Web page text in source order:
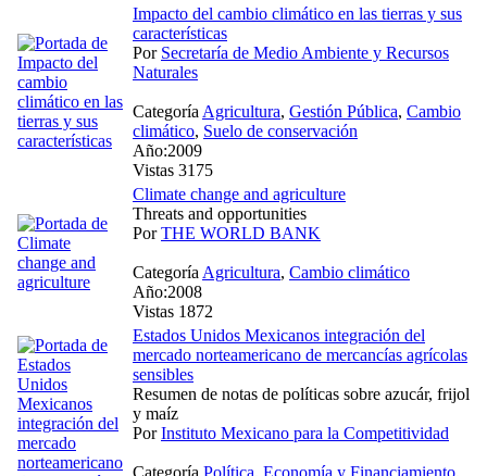
Impacto del cambio climático en las tierras y sus
características
Por Secretaría de Medio Ambiente y Recursos
Naturales
Categoría Agricultura, Gestión Pública, Cambio
climático, Suelo de conservación
Año:2009
Vistas 3175
Climate change and agriculture
Threats and opportunities
PorTHE WORLD BANK
Categoría Agricultura, Cambio climático
Año:2008
Vistas 1872
Estados Unidos Mexicanos integración del
mercado norteamericano de mercancías agrícolas
sensibles
Resumen de notas de políticas sobre azucár, frijol
y maíz
PorInstituto Mexicano para la Competitividad
Categoría Política, Economía y Financiamiento,